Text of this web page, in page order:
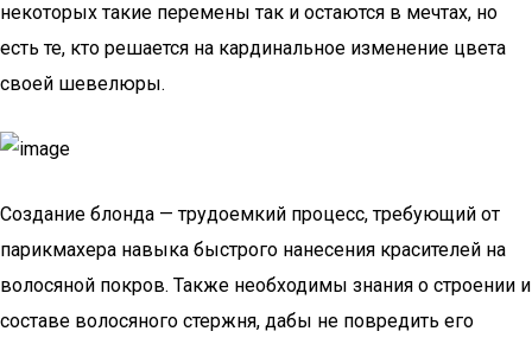
некоторых такие перемены так и остаются в мечтах, но
есть те, кто решается на кардинальное изменение цвета
своей шевелюры.
Создание блонда — трудоемкий процесс, требующий от
парикмахера навыка быстрого нанесения красителей на
волосяной покров. Также необходимы знания о строении и
составе волосяного стержня, дабы не повредить его